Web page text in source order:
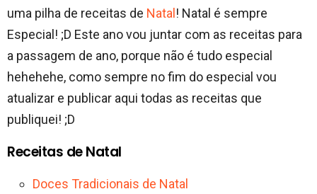
uma pilha de receitas de Natal! Natal é sempre
Especial! ;D Este ano vou juntar com as receitas para
a passagem de ano, porque não é tudo especial
hehehehe, como sempre no fim do especial vou
atualizar e publicar aqui todas as receitas que
publiquei! ;D
Receitas de Natal
Doces Tradicionais de Natal